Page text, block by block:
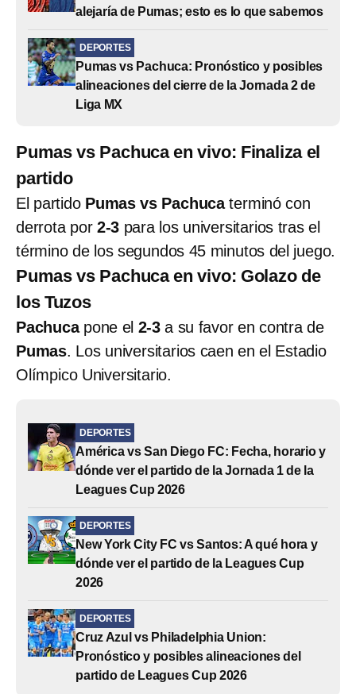
alejaría de Pumas; esto es lo que sabemos
DEPORTES
Pumas vs Pachuca: Pronóstico y posibles
alineaciones del cierre de la Jornada 2 de
Liga MX
Pumas vs Pachuca en vivo: Finaliza el
partido
El partido Pumas vs Pachucaterminó con
derrota por 2-3 para los universitarios tras el
término de los segundos 45 minutos del juego.
Pumas vs Pachuca en vivo: Golazo de
los Tuzos
Pachucapone el 2-3 a su favor en contra de
Pumas. Los universitarios caen en el Estadio
Olímpico Universitario.
DEPORTES
América vs San Diego FC: Fecha, horario y
dónde ver el partido de la Jornada 1 de la
Leagues Cup 2026
DEPORTES
New York City FC vs Santos: A qué hora y
dónde ver el partido de la Leagues Cup
2026
DEPORTES
Cruz Azul vs Philadelphia Union:
Pronóstico y posibles alineaciones del
partido de Leagues Cup 2026